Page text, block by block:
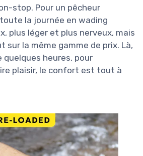
stop. Pour un pêcheur
la journée en wading
plus léger et plus nerveux, mais
sur la même gamme de prix. Là,
quelques heures, pour
plaisir, le confort est tout à